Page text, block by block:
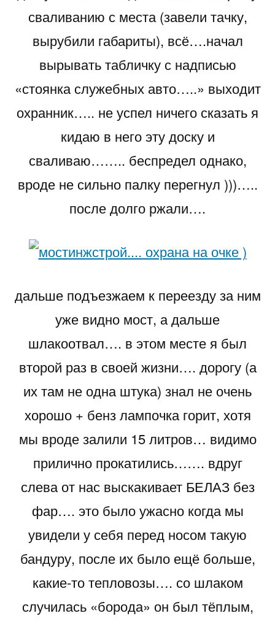
сваливанию с места (завели тачку,
вырубили габариты), всё….начал
вырывать табличку с надписью
«стоянка служебных авто…..» выходит
охранник….. не успел ничего сказать я
кидаю в него эту доску и
сваливаю…….. беспредел однако,
вроде не сильно палку перегнул )))…..
после долго ржали….
дальше подъезжаем к переезду за ним
уже видно мост, а дальше
шлакоотвал…. в этом месте я был
второй раз в своей жизни…. дорогу (а
их там не одна штука) знал не очень
хорошо + бенз лампочка горит, хотя
мы вроде залили 15 литров… видимо
прилично прокатились……. вдруг
слева от нас выскакивает БЕЛАЗ без
фар…. это было ужасно когда мы
увидели у себя перед носом такую
бандуру, после их было ещё больше,
какие-то тепловозы…. со шлаком
случилась «борода» он был тёплым,